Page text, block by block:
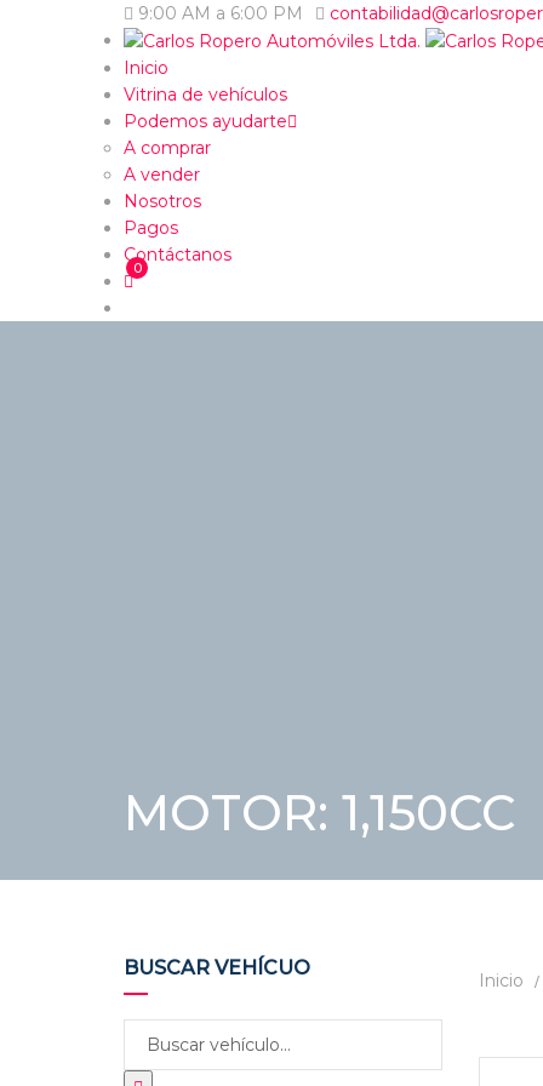
9:00 AM a 6:00 PM
Inicio
Vitrina de vehículos
Podemos ayudarte
A comprar
A vender
Nosotros
Pagos
Contáctanos
0
MOTOR: 1,150CC
BUSCAR VEHÍCUO
Inicio